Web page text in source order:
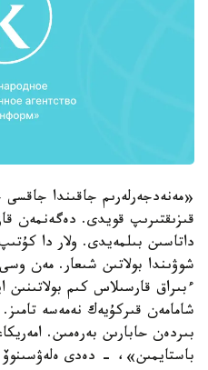
«مەنەدجەرلەرىم جاقىندا
قىزىقتىرىپ قويدى. دەگەنمەن
شوۋىندا بولاتىن شىعار. مەن
ءبىراق قارسىلاس كىم
شامامەن قىركۇيەك نەمەسە
بىردەن حابارىن بەرەمىن.
باستايمىن»، - دەدى ەلەۋسىنوۆ «ستۋديا 7»